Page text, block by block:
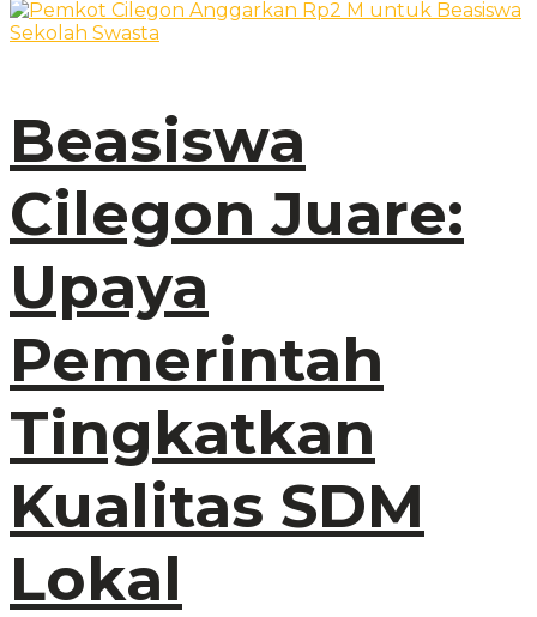
Beasiswa
Cilegon Juare:
Upaya
Pemerintah
Tingkatkan
Kualitas SDM
Lokal